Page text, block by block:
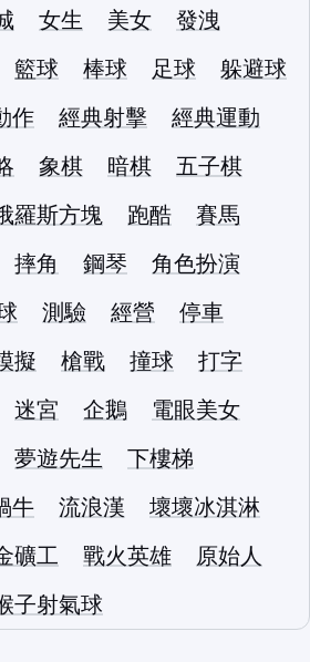
女生 美女
發洩
籃球 棒球 足球
躲避球
作 經典射擊
經典運動
象棋 暗棋
五子棋
羅斯方塊 跑酷
賽馬
摔角 鋼琴
角色扮演
測驗 經營
停車
擬 槍戰 撞球
打字
迷宮 企鵝
電眼美女
夢遊先生
下樓梯
牛 流浪漢
壞壞冰淇淋
礦工 戰火英雄
原始人
子射氣球